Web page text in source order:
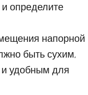
определите
напорной
быть сухим,
удобным для